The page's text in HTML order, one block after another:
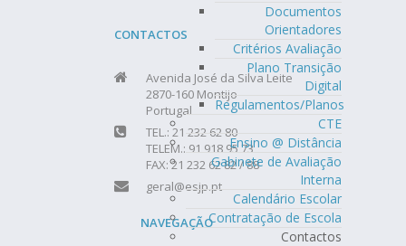
Documentos
Orientadores
Critérios Avaliação
Plano Transição
Digital
Regulamentos/Planos
CTE
Ensino @ Distância
Gabinete de Avaliação
Interna
Calendário Escolar
Contratação de Escola
Contactos
CONTACTOS
Avenida José da Silva Leite
2870-160 Montijo
Portugal
TEL.: 21 232 62 80
TELEM.: 91 918 95 73
FAX: 21 232 62 82 / 88
geral@esjp.pt
NAVEGAÇÃO